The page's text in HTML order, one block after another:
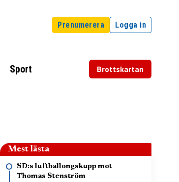
Prenumerera Logga in
Sport Brottskartan
Mest lästa
SD:s luftballongskupp mot
Thomas Stenström